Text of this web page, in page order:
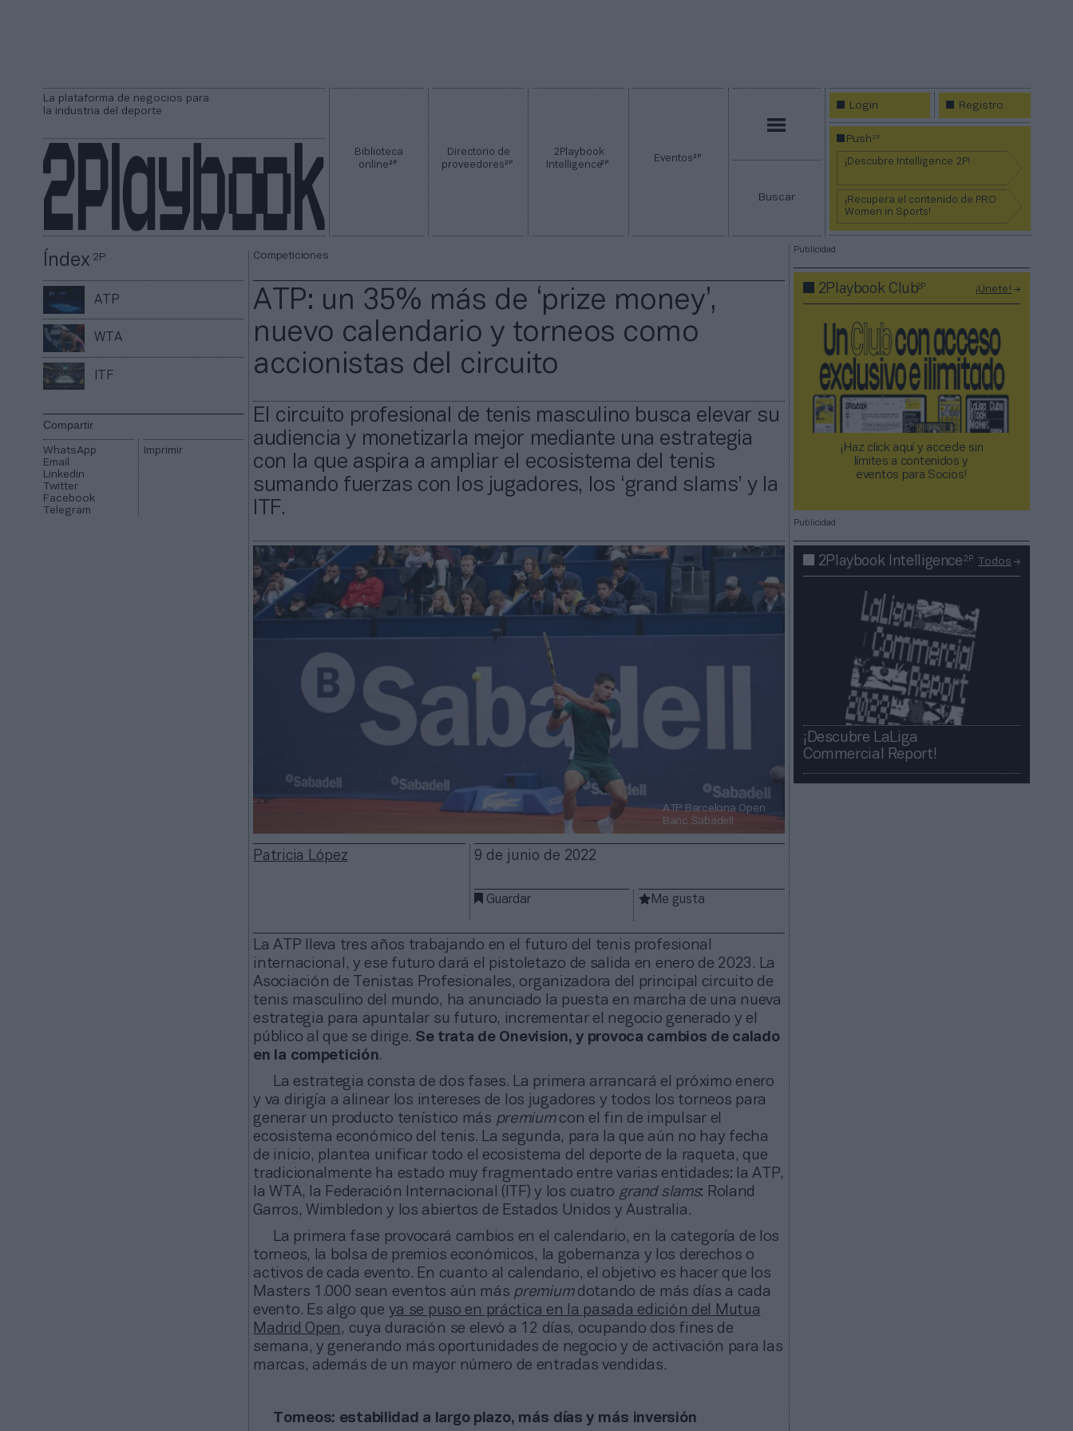
La plataforma de negocios para
la industria del deporte
Biblioteca
online2P
Directorio de
proveedores2P
2Playbook
Intelligence2P Eventos2P
Buscar
Login Registro
Push2P
¡Descubre Intelligence 2P!
¡Recupera el contenido de PRO
Women in Sports!
Índex2P
ATP
WTA
ITF
Compartir
WhatsApp
Email
Linkedin
Twitter
Facebook
Telegram
Imprimir
Competiciones
ATP: un 35% más de ‘prize money’,
nuevo calendario y torneos como
accionistas del circuito
El circuito profesional de tenis masculino busca elevar su
audiencia y monetizarla mejor mediante una estrategia
con la que aspira a ampliar el ecosistema del tenis
sumando fuerzas con los jugadores, los ‘grand slams’ y la
ITF.
ATP Barcelona Open
Banc Sabadell.
Patricia López 9 de junio de 2022
Guardar Me gusta
La ATP lleva tres años trabajando en el futuro del tenis profesional
internacional, y ese futuro dará el pistoletazo de salida en enero de 2023. La
Asociación de Tenistas Profesionales, organizadora del principal circuito de
tenis masculino del mundo, ha anunciado la puesta en marcha de una nueva
estrategia para apuntalar su futuro, incrementar el negocio generado y el
público al que se dirige. Se trata de Onevision, y provoca cambios de calado
en la competición.
La estrategia consta de dos fases. La primera arrancará el próximo enero
y va dirigía a alinear los intereses de los jugadores y todos los torneos para
generar un producto tenístico más premiumcon el fin de impulsar el
ecosistema económico del tenis. La segunda, para la que aún no hay fecha
de inicio, plantea unificar todo el ecosistema del deporte de la raqueta, que
tradicionalmente ha estado muy fragmentado entre varias entidades: la ATP,
la WTA, la Federación Internacional (ITF) y los cuatro grand slams: Roland
Garros, Wimbledon y los abiertos de Estados Unidos y Australia.
La primera fase provocará cambios en el calendario, en la categoría de los
torneos, la bolsa de premios económicos, la gobernanza y los derechos o
activos de cada evento. En cuanto al calendario, el objetivo es hacer que los
Masters 1.000 sean eventos aún más premiumdotando de más días a cada
evento. Es algo que ya se puso en práctica en la pasada edición del Mutua
Madrid Open , cuya duración se elevó a 12 días, ocupando dos fines de
semana, y generando más oportunidades de negocio y de activación para las
marcas, además de un mayor número de entradas vendidas.
Torneos: estabilidad a largo plazo, más días y más inversión
Publicidad
2Playbook Club2P ¡Únete!
¡Haz click aquí y accede sin
límites a contenidos y
eventos para Socios!​​​​​​​
Publicidad
2Playbook Intelligence2P Todos
¡Descubre LaLiga
Commercial Report!​​